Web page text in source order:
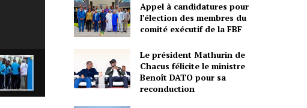
Appel à candidatures pour
l’élection des membres du
comité exécutif de la FBF
Le président Mathurin de
Chacus félicite le ministre
Benoît DATO pour sa
reconduction